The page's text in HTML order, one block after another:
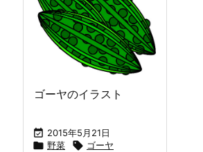
ゴーヤのイラスト
 2015年5月21日
 野菜  ゴーヤ